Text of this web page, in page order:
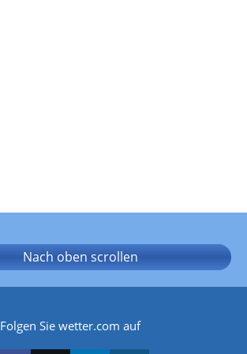
Nach oben scrollen
Folgen Sie wetter.com auf